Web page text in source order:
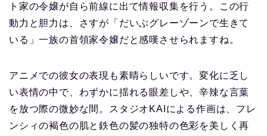
ト家の令嬢が自ら前線に出て情報収集を行う。この行
動力と胆力は、さすが「だいぶグレーゾーンで生きて
いる」一族の首領家令嬢だと感嘆させられますね。
アニメでの彼女の表現も素晴らしいです。変化に乏し
い表情の中で、わずかに揺れる眼差しや、辛辣な言葉
を放つ際の微妙な間。スタジオKAIによる作画は、フレ
ンシィの褐色の肌と鉄色の髪の独特の色彩を美しく再